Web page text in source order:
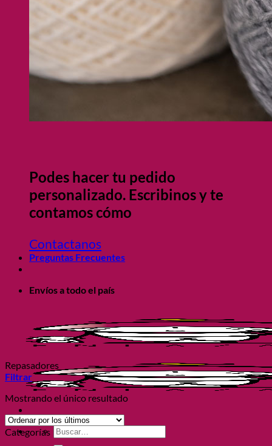
Podes hacer tu pedido
personalizado. Escribinos y te
contamos cómo
Contactanos
Preguntas Frecuentes
Envíos a todo el país
Buscar
por:
Repasadores
Filtrar
Mostrando el único resultado
Categorías